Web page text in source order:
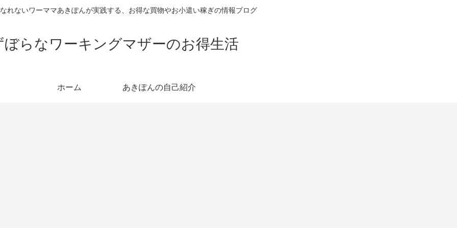
れないワーママあきぽんが実践する、お得な買物やお小遣い稼ぎの情報ブログ
ぼらなワーキングマザーのお得生活
ホーム あきぽんの自己紹介